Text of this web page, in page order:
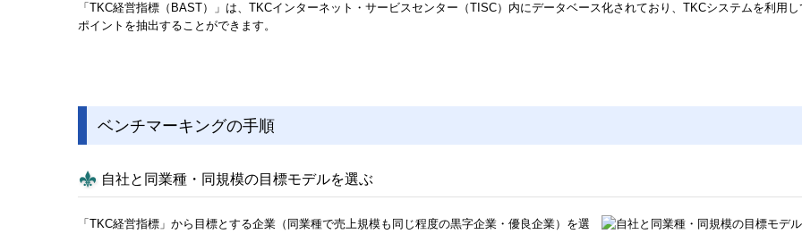
「TKC経営指標（BAST）」は、TKCインターネット・サービスセンター（TISC）内にデータベース化されており、TKCシステムを利用
ポイントを抽出することができます。
ベンチマーキングの手順
自社と同業種・同規模の目標モデルを選ぶ
「TKC経営指標」から目標とする企業（同業種で売上規模も同じ程度の黒字企業・優良企業）を選